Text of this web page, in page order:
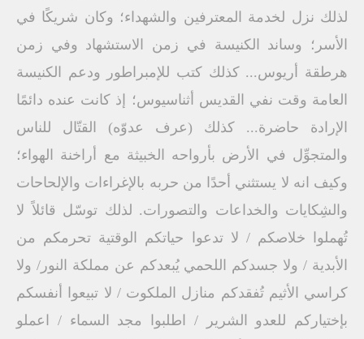
لذلك نزل لخدمة المعترفين والشهداء؛ وكان شريكًا في
الأسر؛ وساند الكنيسة في زمن الاستشهاد وفي زمن
هرطقة أريوس... كذلك كتب للإمبراطور ودعم الكنيسة
العامة وقت نفي القديس أثناسيوس؛ إذ كانت عنده دائمًا
الإرادة حاضرة... كذلك (عرف عدوّه) القتّال للناس
والمتجوِّل في الأرض بأرواحه الخبيثة مع أراخنة الهواء؛
وكيف انه لا يستثني أحدًا من حربه بالإغراءات والإلحاحات
والشِكايات والخداعات والتصورات. لذلك توسّل قائلاً لا
تُهملوا خلاصكم / لا تدعوا حياتكم الوقتية تحرمكم من
الأبدية / ولا جسدكم اللحمي يُبعدكم عن مملكة النور/ ولا
كراسي الأثيم تُفقدكم منازل الملكوت / لا تبيعوا أنفسكم
بإختياركم للعدو الشرير / اطلبوا مجد السماء / اعملو